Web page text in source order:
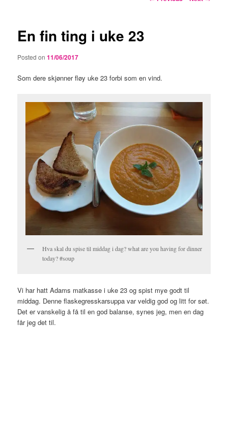
En fin ting i uke 23
Posted on11/06/2017
Som dere skjønner fløy uke 23 forbi som en vind.
Hva skal du spise til middag i dag? what are you having for dinner
today? #soup
Vi har hatt Adams matkasse i uke 23 og spist mye godt til
middag. Denne flaskegresskarsuppa var veldig god og litt for søt.
Det er vanskelig å få til en god balanse, synes jeg, men en dag
får jeg det til.